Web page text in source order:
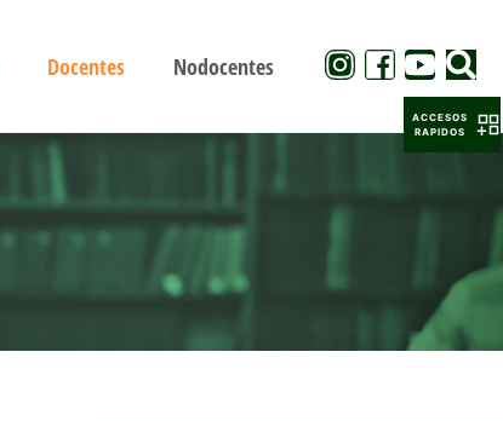
Docentes Nodocentes
ACCESOS
RAPIDOS